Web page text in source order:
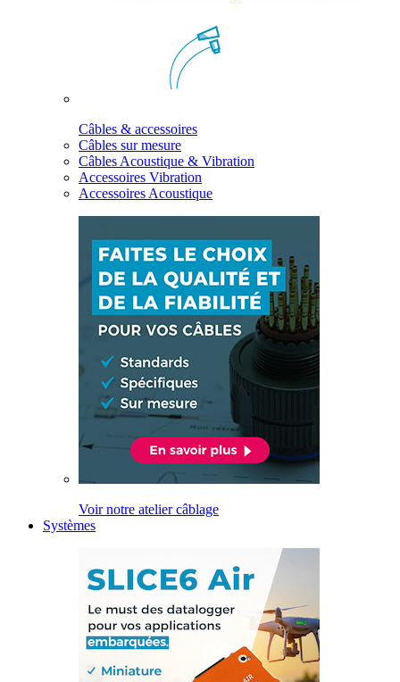
Câbles & accessoires
Câbles sur mesure
Câbles Acoustique & Vibration
Accessoires Vibration
Accessoires Acoustique
Voir notre atelier câblage
Systèmes